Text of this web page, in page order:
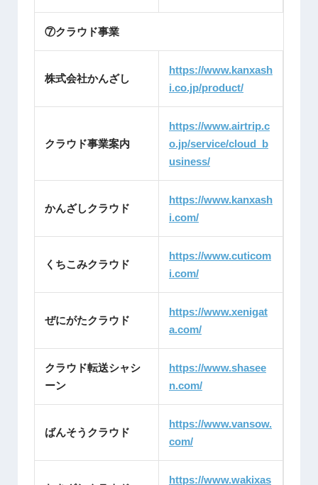
⑦クラウド事業
株式会社かんざし
https://www.kanxash
i.co.jp/product/
クラウド事業案内
https://www.airtrip.c
o.jp/service/cloud_b
usiness/
かんざしクラウド
https://www.kanxash
i.com/
くちこみクラウド
https://www.cuticom
i.com/
ぜにがたクラウド
https://www.xenigat
a.com/
クラウド転送シャシ
ーン
https://www.shasee
n.com/
ばんそうクラウド
https://www.vansow.
com/
https://www.wakixas